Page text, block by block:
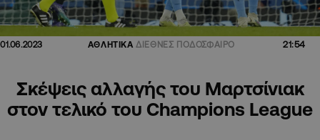
01.06.2023 ΑΘΛΗΤΙΚΑ ΔΙΕΘΝΕΣ ΠΟΔΟΣΦΑΙΡΟ 21:54
Σκέψεις αλλαγής του Μαρτσίνιακ
στον τελικό του Champions League